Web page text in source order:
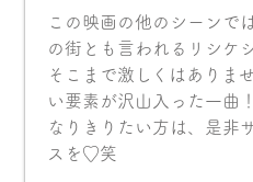
この映画の他のシーンで
の街とも言われるリシケ
そこまで激しくはありま
い要素が沢山入った一曲！
なりきりたい方は、是非
スを♡笑